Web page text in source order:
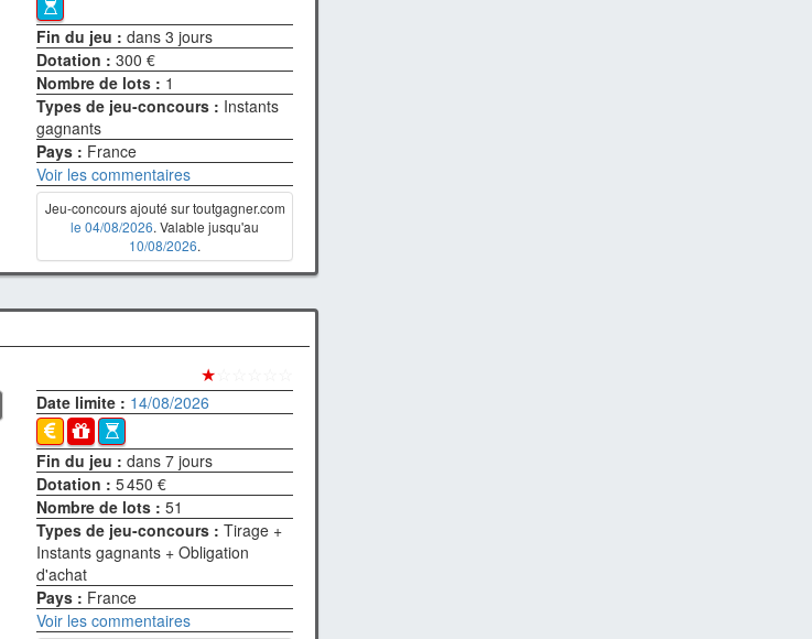
Fin du jeu :dans 3 jours
Dotation :300 €
Nombre de lots : 1
Types de jeu-concours : Instants
gagnants
Pays : France
Voir les commentaires
Jeu-concours ajouté sur toutgagner.com
le 04/08/2026. Valable jusqu'au
10/08/2026.
★
Date limite : 14/08/2026
Fin du jeu :dans 7 jours
Dotation :5 450 €
Nombre de lots :51
Types de jeu-concours :Tirage +
Instants gagnants + Obligation
d'achat
Pays : France
Voir les commentaires